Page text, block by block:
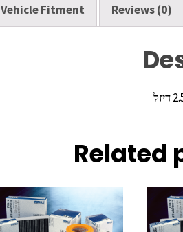
Reviews (0)
Vehicle Fitment
Related